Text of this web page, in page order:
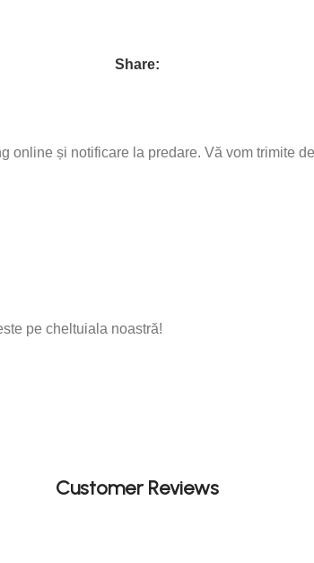
Share:
și notificare la predare. Vă vom trimite
pe cheltuiala noastră!
Customer Reviews